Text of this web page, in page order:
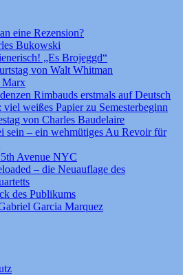
eine Rezension?
Bukowski
„Es Brojeggd“
von Walt Whitman
Marx
Rimbauds erstmals auf Deutsch
weißes Papier zu Semesterbeginn
von Charles Baudelaire
sein – ein wehmütiges Au Revoir für
Avenue NYC
– die Neuauflage des
des Publikums
Garcia Marquez